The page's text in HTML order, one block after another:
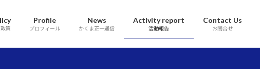
策
Profile
プロフィール
News
かくま正一通信
Activity report
活動報告
Contact Us
お問合せ